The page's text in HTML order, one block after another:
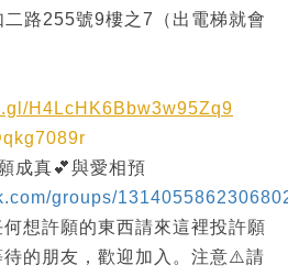
路255號9樓之7（出電梯就會
H4LcHK6Bbw3w95Zq9
成真💕與愛相預
groups/
想許願的東西請來這裡投許願
的朋友，歡迎加入。注意⚠️請